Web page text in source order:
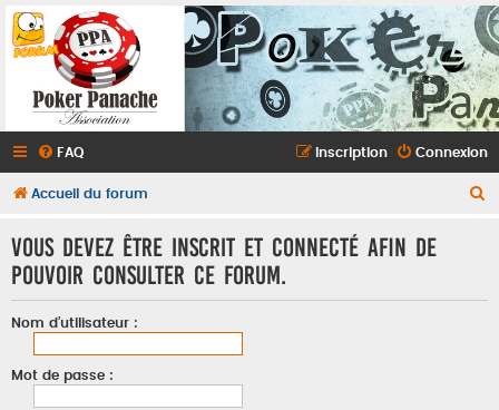
FAQ Connexion
Inscription
Accueil du forum
Vous devez être inscrit et connecté afin de
pouvoir consulter ce forum.
Nom d’utilisateur :
Mot de passe :